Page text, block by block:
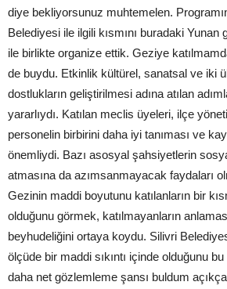
diye bekliyorsunuz muhtemelen.
Belediyesi ile ilgili kısmını buradaki
ile birlikte organize ettik. Geziye
de buydu. Etkinlik kültürel, sanatsal ve iki
dostlukların geliştirilmesi adına atılan
yararlıydı. Katılan meclis üyeleri, ilçe
personelin birbirini daha iyi tanıması ve
önemliydi. Bazı asosyal şahsiyetlerin
atmasına da azımsanmayacak faydaları
Gezinin maddi boyutunu katılanların bir
olduğunu görmek, katılmayanların
beyhudeliğini ortaya koydu. Silivri
ölçüde bir maddi sıkıntı içinde olduğunu
daha net gözlemleme şansı buldum